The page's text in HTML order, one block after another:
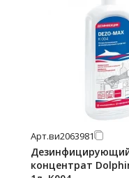
Арт.ви2063981
концентрат